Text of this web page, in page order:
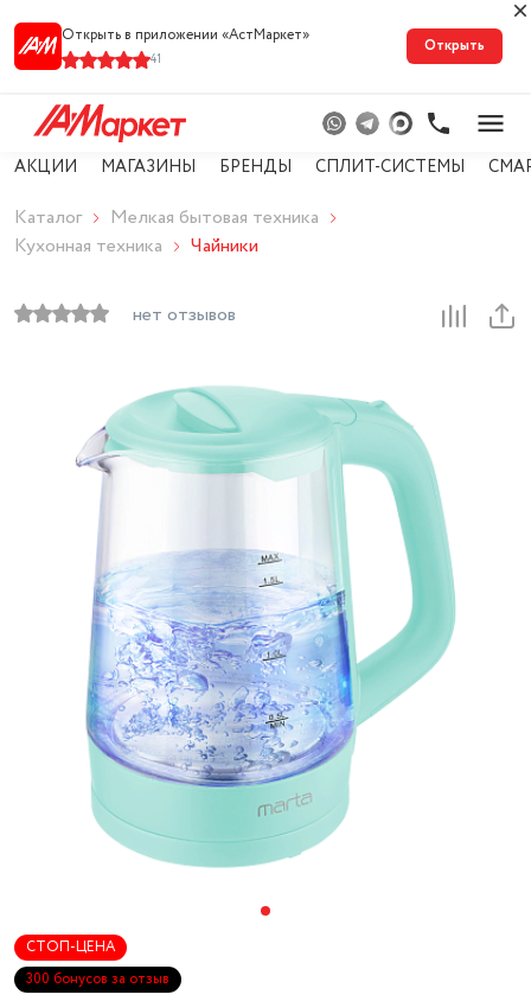
Открыть в приложении «АстМарке‪т‬»
41
Открыть
АКЦИИ МАГАЗИНЫ БРЕНДЫ СПЛИТ-СИСТЕМЫ
Каталог
Мелкая бытовая техника
Кухонная техника
Чайники
нет отзывов
СТОП-ЦЕНА
300 бонусов за отзыв